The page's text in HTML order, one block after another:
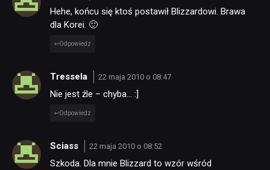
Hehe, końcu się ktoś postawił Blizzardowi. Brawa
dla Korei. 🙂
Odpowiedz
Tressela 22 maja 2010 o 08:47
Nie jest źle – chyba… :]
Odpowiedz
Sciass 22 maja 2010 o 08:52
Szkoda. Dla mnie Blizzard to wzór wśród